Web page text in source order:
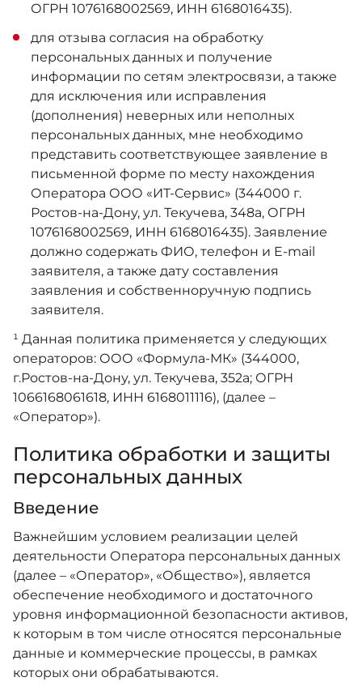
ОГРН 1076168002569, ИНН 6168016435).
для отзыва согласия на обработку
персональных данных и получение
информации по сетям электросвязи, а также
для исключения или исправления
(дополнения) неверных или неполных
персональных данных, мне необходимо
представить соответствующее заявление в
письменной форме по месту нахождения
Оператора ООО «ИТ-Сервис» (344000 г.
Ростов-на-Дону, ул. Текучева, 348а, ОГРН
1076168002569, ИНН 6168016435). Заявление
должно содержать ФИО, телефон и E-mail
заявителя, а также дату составления
заявления и собственноручную подпись
заявителя.
¹ Данная политика применяется у следующих
операторов: ООО «Формула-МК» (344000,
г.Ростов-на-Дону, ул. Текучева, 352а; ОГРН
1066168061618, ИНН 6168011116), (далее –
«Оператор»).
Политика обработки и защиты
персональных данных
Введение
Важнейшим условием реализации целей
деятельности Оператора персональных данных
(далее – «Оператор», «Общество»), является
обеспечение необходимого и достаточного
уровня информационной безопасности активов,
к которым в том числе относятся персональные
данные и коммерческие процессы, в рамках
которых они обрабатываются.